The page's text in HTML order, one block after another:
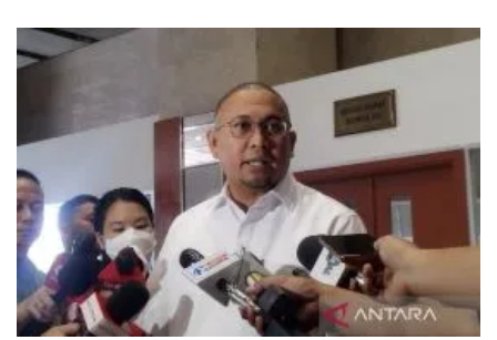
Komisi VI DPR: BBM tak naik bukti Prabowo siap